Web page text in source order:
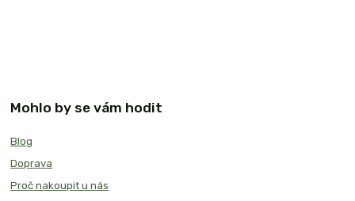
Mohlo by se vám hodit
Blog
Doprava
Proč nakoupit u nás